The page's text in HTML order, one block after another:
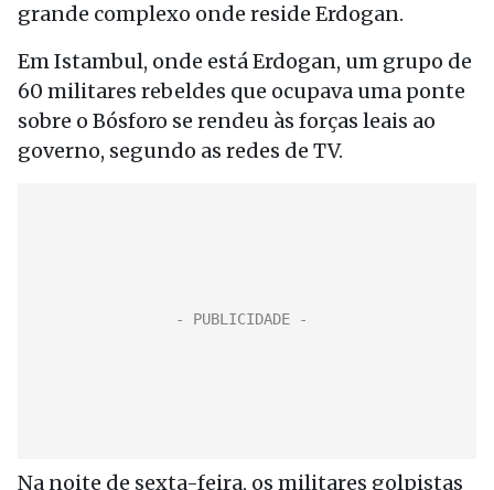
grande complexo onde reside Erdogan.
Em Istambul, onde está Erdogan, um grupo de
60 militares rebeldes que ocupava uma ponte
sobre o Bósforo se rendeu às forças leais ao
governo, segundo as redes de TV.
Na noite de sexta-feira, os militares golpistas